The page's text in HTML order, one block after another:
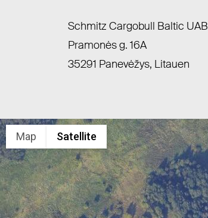
Schmitz Cargobull Baltic UAB
Pramonės g. 16A
35291 Panevėžys, Litauen
Map Satellite